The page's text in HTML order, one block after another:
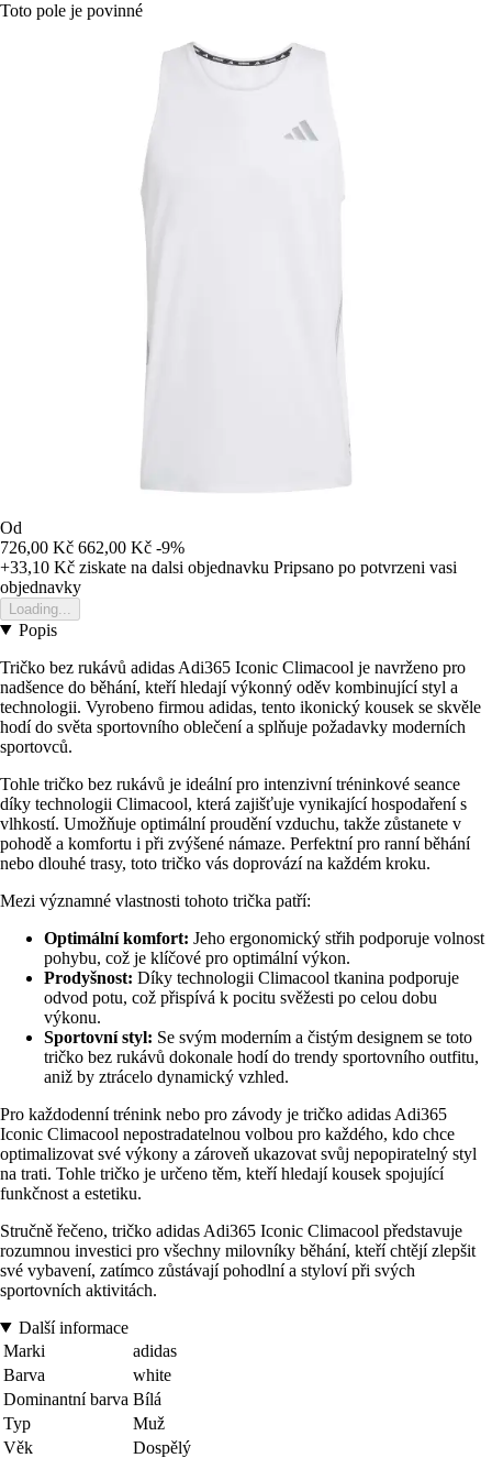
Toto pole je povinné
Od
726,00 Kč 662,00 Kč -9%
+33,10 Kč ziskate na dalsi objednavku Pripsano po potvrzeni vasi
objednavky
Loading...
Popis
Tričko bez rukávů adidas Adi365 Iconic Climacool je navrženo pro
nadšence do běhání, kteří hledají výkonný oděv kombinující styl a
technologii. Vyrobeno firmou adidas, tento ikonický kousek se skvěle
hodí do světa sportovního oblečení a splňuje požadavky moderních
sportovců.
Tohle tričko bez rukávů je ideální pro intenzivní tréninkové seance
díky technologii Climacool, která zajišťuje vynikající hospodaření s
vlhkostí. Umožňuje optimální proudění vzduchu, takže zůstanete v
pohodě a komfortu i při zvýšené námaze. Perfektní pro ranní běhání
nebo dlouhé trasy, toto tričko vás doprovází na každém kroku.
Mezi významné vlastnosti tohoto trička patří:
Optimální komfort: Jeho ergonomický střih podporuje volnost
pohybu, což je klíčové pro optimální výkon.
Prodyšnost: Díky technologii Climacool tkanina podporuje
odvod potu, což přispívá k pocitu svěžesti po celou dobu
výkonu.
Sportovní styl: Se svým moderním a čistým designem se toto
tričko bez rukávů dokonale hodí do trendy sportovního outfitu,
aniž by ztrácelo dynamický vzhled.
Pro každodenní trénink nebo pro závody je tričko adidas Adi365
Iconic Climacool nepostradatelnou volbou pro každého, kdo chce
optimalizovat své výkony a zároveň ukazovat svůj nepopiratelný styl
na trati. Tohle tričko je určeno těm, kteří hledají kousek spojující
funkčnost a estetiku.
Stručně řečeno, tričko adidas Adi365 Iconic Climacool představuje
rozumnou investici pro všechny milovníky běhání, kteří chtějí zlepšit
své vybavení, zatímco zůstávají pohodlní a styloví při svých
sportovních aktivitách.
Další informace
Marki
adidas
Barva
white
Dominantní barva Bílá
Typ
Muž
Věk
Dospělý